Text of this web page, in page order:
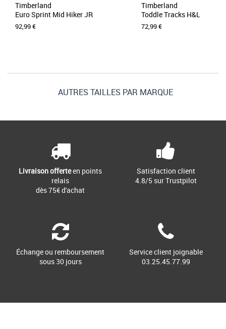
AUTRES TAILLES PAR MARQUE
Timberland
Euro Sprint Mid Hiker JR
92,99 €
Timberland
Toddle Tracks H&L
72,99 €
Livraison offerteen points
relais
dès 75€ d'achat
Satisfaction client
4.8/5 sur Trustpilot
Échange ou remboursement
sous 30 jours
Service client joignable
03.25.45.77.99